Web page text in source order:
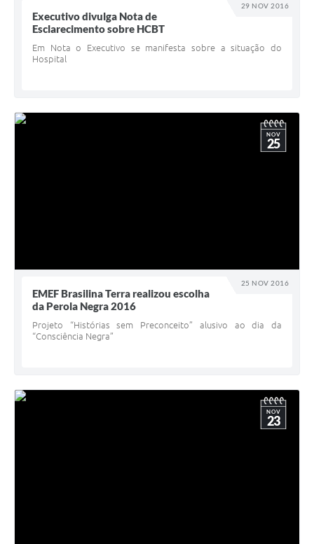
29 NOV 2016
Executivo divulga Nota de
Esclarecimento sobre HCBT
Em Nota o Executivo se manifesta sobre a situação do
Hospital
25 NOV 2016
NOV
25
EMEF Brasilina Terra realizou escolha
da Perola Negra 2016
Projeto “Histórias sem Preconceito” alusivo ao dia da
“Consciência Negra”
NOV
23